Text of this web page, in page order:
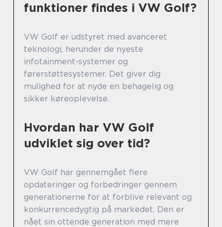
funktioner findes i VW Golf?
VW Golf er udstyret med avanceret
teknologi, herunder de nyeste
infotainment-systemer og
førerstøttesystemer. Det giver dig
mulighed for at nyde en behagelig og
sikker køreoplevelse.
Hvordan har VW Golf
udviklet sig over tid?
VW Golf har gennemgået flere
opdateringer og forbedringer gennem
generationerne for at forblive relevant og
konkurrencedygtig på markedet. Den er
nået sin ottende generation med mere